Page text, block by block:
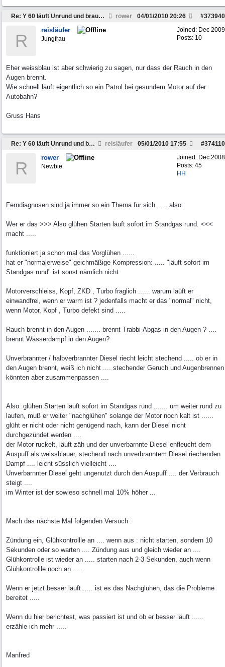
Re: Y 60 läuft Unrund und braucht viel Sprit rower #373940
04/01/2010 20:26
Joined: Dec 2009
Posts: 10
R
reisläufer
Jungfrau
Eher weissblau ist aber schwierig zu sagen, nur dass der Rauch in den
Augen brennt.
Wie schnell läuft eigentlich so ein Patrol bei gesundem Motor auf der
Autobahn?
Gruss Hans
Re: Y 60 läuft Unrund und braucht viel Sprit reisläufer #374110
05/01/2010 17:55
Joined: Dec 2008
Posts: 45
HH
R
rower
Newbie
Ferndiagnosen sind ja immer so ein Thema für sich ..... also:
Wer er das >>> Also glühen Starten läuft sofort im Standgas rund. <<<
macht .....
funktioniert ja schon mal das Vorglühen ......
hat er "normalerweise" geichmäßige Kompression: ..... "läuft sofort im
Standgas rund" ist sonst nämlich nicht
Motorverschleiss, Kopf, ZKD , Turbo fraglich ...... warum laüft er
einwandfrei, wenn er warm ist ? jedenfalls macht er das "normal" nicht,
wenn Motor, Kopf , Turbo defekt sind .....
Rauch brennt in den Augen ....... brennt Trabbi-Abgas in den Augen ? ....
brennt Wasserdampf in den Augen?
Unverbrannter / halbverbrannter Diesel riecht leicht stechend ..... ob er in
den Augen brennt, weiß ich nicht .... stechender Geruch und Augenbrennen
könnten aber zusammenpassen ....
Also: glühen Starten läuft sofort im Standgas rund ....... um weiter rund zu
laufen, muß er weiter "nachglühen" solange der Motor noch kalt ist ......
glüht er nicht oder nicht genügend nach, kann der Diesel nicht
durchgezündet werden ....
der Motor ruckelt, läuft zäh und der unverbarnnte Diesel enfleucht dem
Auspuff als weissblauer, stechend nach unverbranntem Diesel riechenden
Dampf .... leicht süsslich vielleicht ....
Unverbarnnter Diesel geht ungenutzt durch den Auspuff .... der Verbrauch
steigt ....
im Winter ist der sowieso schnell mal 10% höher ...
Mach das nächste Mal folgenden Versuch :
Zündung ein, Glühkontrollle an .... wenn aus : nicht starten, sondern 10
Sekunden oder so warten .... Zündung aus und gleich wieder an ....
Glühkontrolle ist wieder an ..... starten nach 2-3 Sekunden, auch wenn
Glühkontrollle noch an .....
Wenn er jetzt besser läuft ..... ist es das Nachglühen, das die Probleme
bereitet .....
Wenn du hier berichtest, was passiert ist und ob er besser läuft ......
erzähle ich mehr .....
Manfred